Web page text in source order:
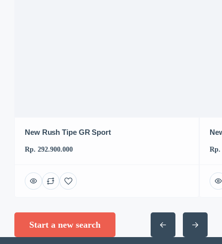
New Rush Tipe GR Sport
Rp. 292.900.000 Rp.
Start a new search